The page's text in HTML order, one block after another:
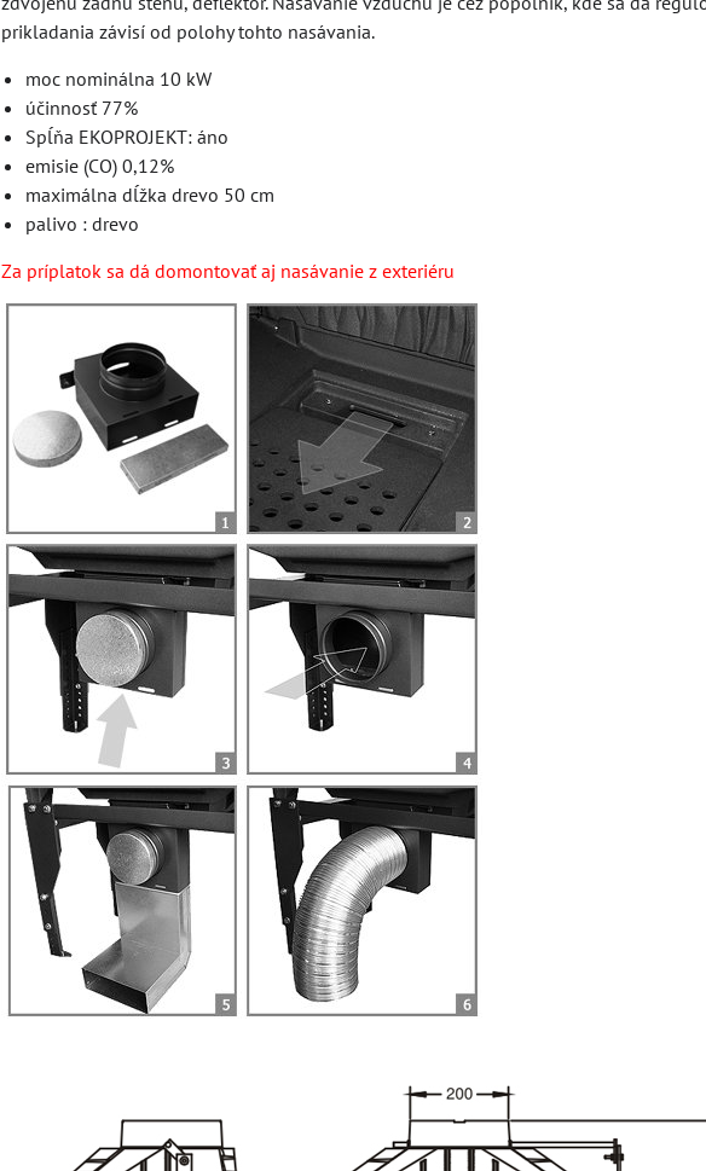
prikladania závisí od polohy tohto nasávania.
moc nominálna 10 kW
účinnosť 77%
Spĺňa EKOPROJEKT: áno
emisie (CO) 0,12%
maximálna dĺžka drevo 50 cm
palivo : drevo
Za príplatok sa dá domontovať aj nasávanie z exteriéru